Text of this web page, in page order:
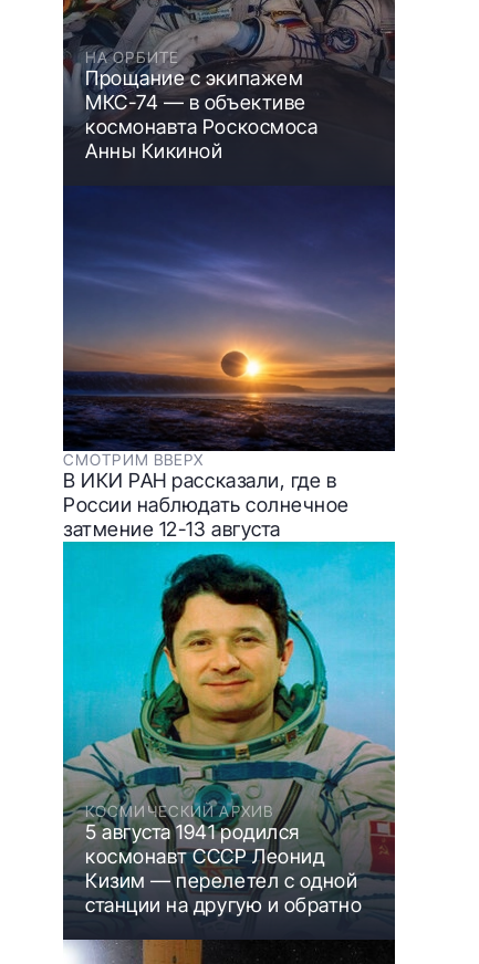
НА ОРБИТЕ
Прощание с экипажем
МКС-74 — в объективе
космонавта Роскосмоса
Анны Кикиной
СМОТРИМ ВВЕРХ
В ИКИ РАН рассказали, где в
России наблюдать солнечное
затмение 12-13 августа
КОСМИЧЕСКИЙ АРХИВ
5 августа 1941 родился
космонавт СССР Леонид
Кизим — перелетел с одной
станции на другую и обратно